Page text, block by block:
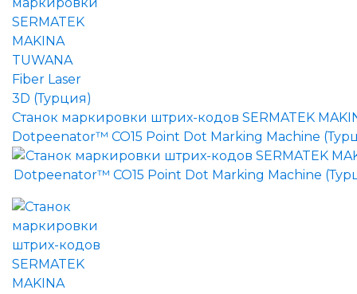
Станок маркировки штрих-кодов SERMATEK
Dotpeenator™ CO15 Point Dot Marking Machine